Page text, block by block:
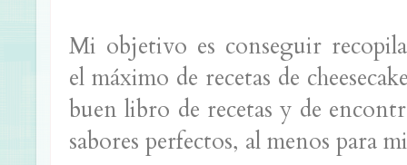
Mi objetivo es conseguir
el máximo de recetas de
buen libro de recetas y de
sabores perfectos, al menos para